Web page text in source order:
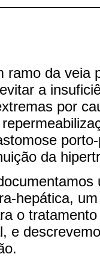
ramo da veia
a
por
da
hepática,
o
e